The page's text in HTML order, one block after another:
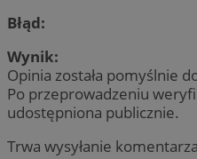
Błąd:
Wynik:
Opinia została pomyślnie
Po przeprowadzeniu
udostępniona publicznie.
Trwa wysyłanie